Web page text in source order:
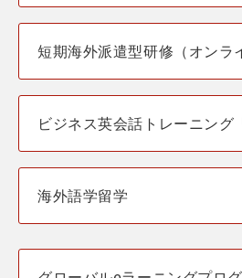
短期海外派遣型研修（オンラ
ビジネス英会話トレーニング
海外語学留学